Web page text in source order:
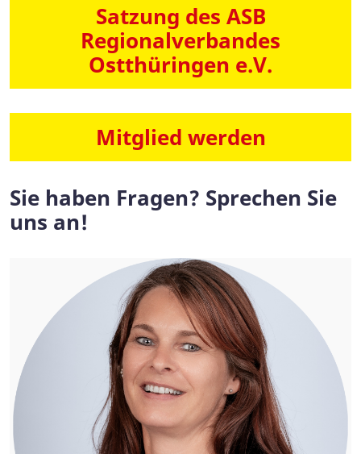
Satzung des ASB
Regionalverbandes
Ostthüringen e.V.
Mitglied werden
Sie haben Fragen? Sprechen Sie
uns an!